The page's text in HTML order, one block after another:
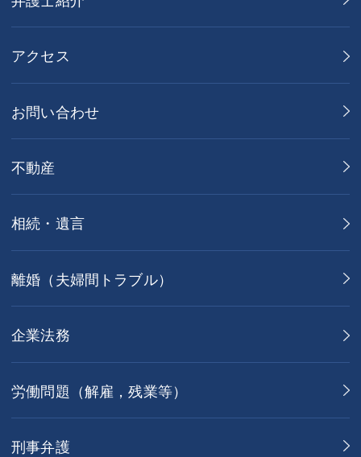
アクセス
お問い合わせ
不動産
相続・遺言
離婚（夫婦間トラブル）
企業法務
労働問題（解雇，残業等）
刑事弁護